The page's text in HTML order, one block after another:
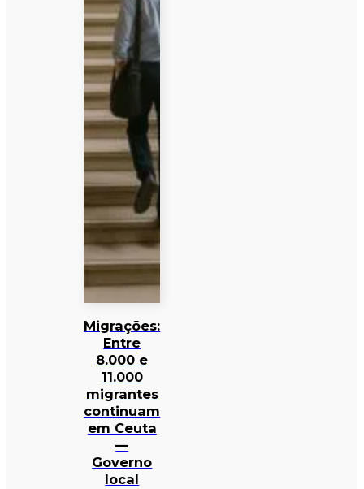
Migrações:
Entre
8.000 e
11.000
migrantes
continuam
em Ceuta
—
Governo
local